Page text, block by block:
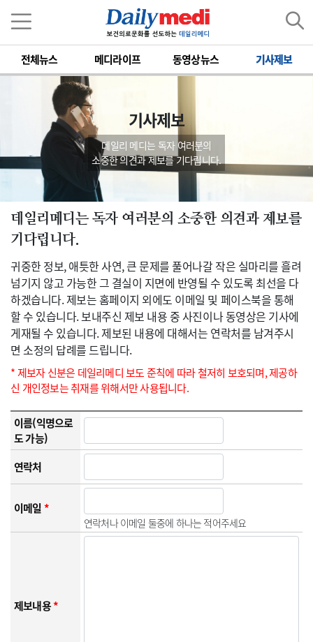
전체뉴스 메디라이프 동영상뉴스 기사제보
기사제보
데일리 메디는 독자 여러분의
소중한 의견과 제보를 기다립니다.
데일리메디는 독자 여러분의 소중한 의견과 제보를
기다립니다.
귀중한 정보, 애틋한 사연, 큰 문제를 풀어나갈 작은 실마리를 흘려
넘기지 않고 가능한 그 결실이 지면에 반영될 수 있도록 최선을 다
하겠습니다. 제보는 홈페이지 외에도 이메일 및 페이스북을 통해
할 수 있습니다. 보내주신 제보 내용 중 사진이나 동영상은 기사에
게재될 수 있습니다. 제보된 내용에 대해서는 연락처를 남겨주시
면 소정의 답례를 드립니다.
* 제보자 신분은 데일리메디 보도 준칙에 따라 철저히 보호되며, 제공하
신 개인정보는 취재를 위해서만 사용됩니다.
이름(익명으로
도 가능)
연락처
이메일*
연락처나 이메일 둘중에 하나는 적어주세요
제보내용*